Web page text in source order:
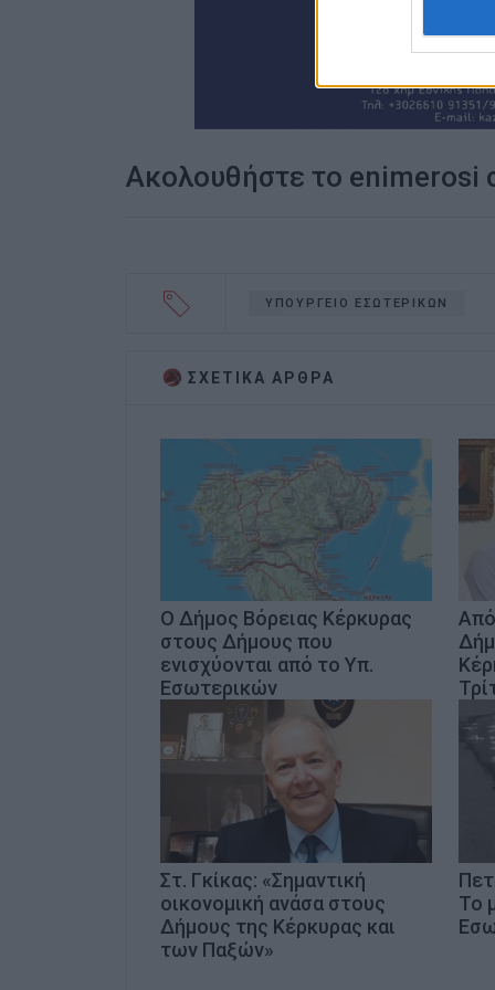
Ακολουθήστε το enimerosi
ΥΠΟΥΡΓΕΙΟ ΕΣΩΤΕΡΙΚΩΝ
ΣΧΕΤΙΚA AΡΘΡΑ
Ο Δήμος Βόρειας Κέρκυρας
στους Δήμους που
ενισχύονται από το Υπ.
Εσωτερικών
Στ. Γκίκας: «Σημαντική
οικονομική ανάσα στους
Δήμους της Κέρκυρας και
των Παξών»
Το